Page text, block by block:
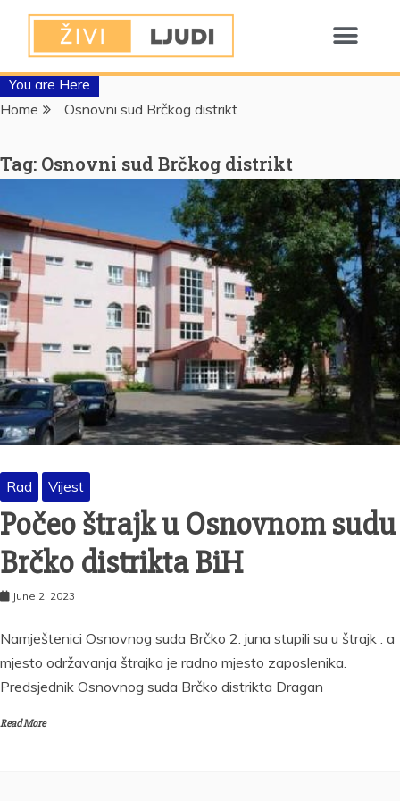
You are Here
Home
Osnovni sud Brčkog distrikt
Tag: Osnovni sud Brčkog distrikt
Rad Vijest
Počeo štrajk u Osnovnom sudu
Brčko distrikta BiH
June 2, 2023
Namještenici Osnovnog suda Brčko 2. juna stupili su u štrajk . a
mjesto održavanja štrajka je radno mjesto zaposlenika.
Predsjednik Osnovnog suda Brčko distrikta Dragan
Read More